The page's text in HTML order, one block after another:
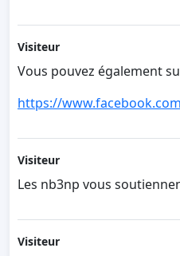
Visiteur
Vous pouvez également
https://
Visiteur
Les nb3np vous
Visiteur